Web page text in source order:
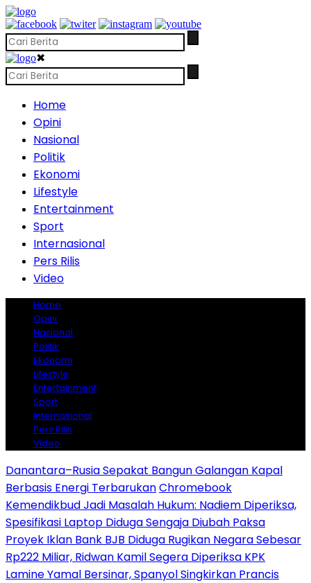
✖
Home
Opini
Nasional
Politik
Ekonomi
Lifestyle
Entertainment
Sport
Internasional
Pers Rilis
Video
Home
Opini
Nasional
Politik
Ekonomi
Lifestyle
Entertainment
Sport
Internasional
Pers Rilis
Video
Danantara–Rusia Sepakat Bangun Galangan Kapal
Berbasis Energi TerbarukanChromebook
Kemendikbud Jadi Masalah Hukum: Nadiem Diperiksa,
Spesifikasi Laptop Diduga Sengaja Diubah Paksa
Proyek Iklan Bank BJB Diduga Rugikan Negara Sebesar
Rp222 Miliar, Ridwan Kamil Segera Diperiksa KPK
Lamine Yamal Bersinar, Spanyol Singkirkan Prancis